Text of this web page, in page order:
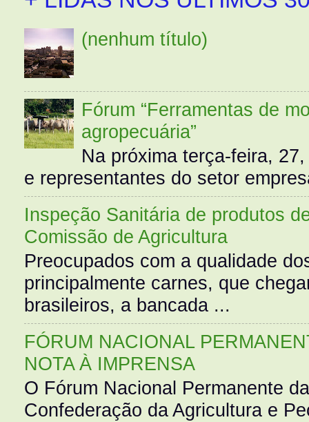
(nenhum título)
Fórum “Ferramentas de
agropecuária”
Na próxima terça-feira,
e representantes do setor
Inspeção Sanitária de produtos
Comissão de Agricultura
Preocupados com a qualidade
principalmente carnes, que
brasileiros, a bancada ...
FÓRUM NACIONAL
NOTA À IMPRENSA
O Fórum Nacional Permanente
Confederação da Agricultura e